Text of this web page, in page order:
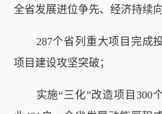
全省发展进位争先、经济持续向
287个省列重大项目完成投
项目建设攻坚突破；
实施“三化”改造项目300